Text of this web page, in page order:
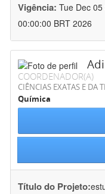
Vigência: Tue Dec
00:00:00 BRT 2026
COORDENADOR(A)
CIÊNCIAS EXATAS E DA
Química
Título do Projeto: